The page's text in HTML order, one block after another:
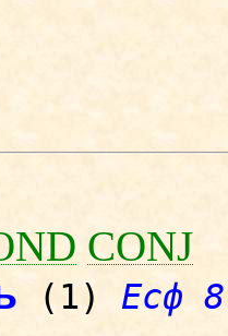
CONJ
(1) Есф 8